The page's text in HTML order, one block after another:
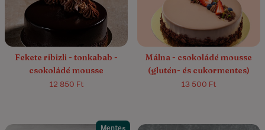
5.0/5 (16)
Fekete ribizli - tonkabab -
csokoládé mousse
12 850 Ft
5.0/5 (151)
Málna - csokoládé mousse
(glutén- és cukormentes)
13 500 Ft
Mentes